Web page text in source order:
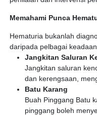
Memahami Punca
Hematuria bukanlah
daripada pelbagai
Jangkitan Saluran
Jangkitan saluran
dan kerengsaan,
Batu Karang
Buah Pinggang Batu
pinggang boleh